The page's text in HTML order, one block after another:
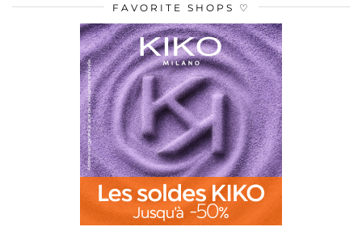
FAVORITE SHOPS ♡